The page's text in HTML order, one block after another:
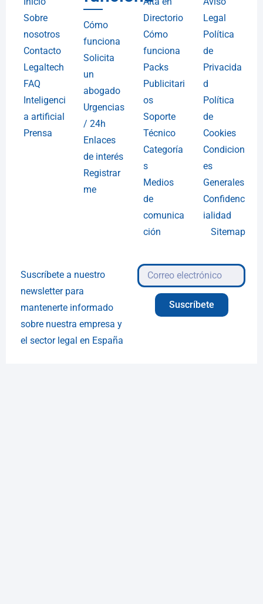
Sobre
nosotros
Contacto
Legaltech
FAQ
Inteligenci
a artificial
Prensa
Cómo
funciona
Solicita
un
abogado
Urgencias
/ 24h
Enlaces
de interés
Registrar
me
Directorio
Cómo
funciona
Packs
Publicitari
os
Soporte
Técnico
Categoría
s
Medios
de
comunica
ción
Legal
Política
de
Privacida
d
Política
de
Cookies
Condicion
es
Generales
Confidenc
ialidad
Sitemap
Suscríbete a nuestro
newsletter para
mantenerte informado
sobre nuestra empresa y
el sector legal en España
Suscríbete